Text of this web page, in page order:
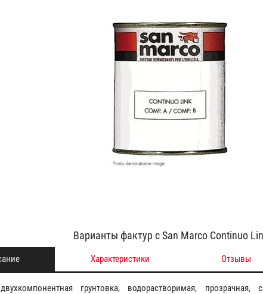
Варианты фактур с San Marco Continuo
Характеристики Отзывы
грунтовка, водорастворимая,